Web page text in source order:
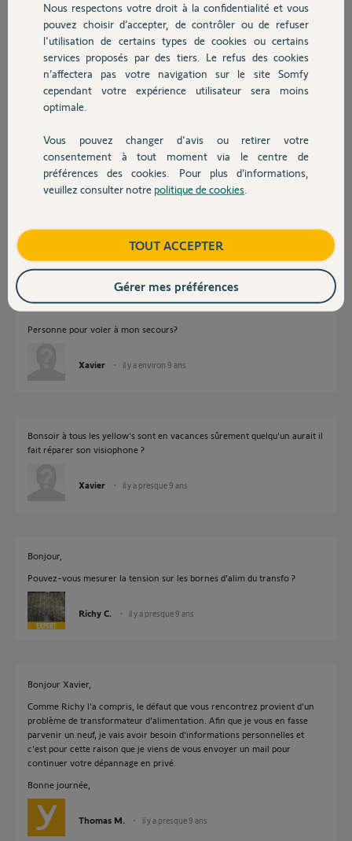
Chauffage
Autres produits
Devis avec un pro
Contact
Réponses
Bonjour,
Attendre la réponse d'un Yellow's sur ce post.
Anonyme il y a environ 9 ans
Xavier il y a environ 9 ans
Personne pour voler à mon secours?
Xavier il y a environ 9 ans
Bonsoir à tous les yellow's sont en vacances sûrement quelqu'un aurait il
fait réparer son visiophone ?
Xavier il y a presque 9 ans
Bonjour,
Pouvez-vous mesurer la tension sur les bornes d'alim du transfo ?
Richy C. il y a presque 9 ans
Bonjour Xavier,
Comme Richy l'a compris, le défaut que vous rencontrez provient d'un
problème de transformateur d'alimentation. Afin que je vous en fasse
parvenir un neuf, je vais avoir besoin d'informations personnelles et
c'est pour cette raison que je viens de vous envoyer un mail pour
continuer votre dépannage en privé.
Bonne journée,
Thomas M. il y a presque 9 ans
Nous respectons votre droit à la confidentialité et vous
pouvez choisir d’accepter, de contrôler ou de refuser
l'utilisation de certains types de cookies ou certains
services proposés par des tiers. Le refus des cookies
n’affectera pas votre navigation sur le site Somfy
cependant votre expérience utilisateur sera moins
optimale.
Vous pouvez changer d'avis ou retirer votre
consentement à tout moment via le centre de
préférences des cookies. Pour plus d’informations,
veuillez consulter notre politique de cookies
TOUT ACCEPTER
Gérer mes préférences